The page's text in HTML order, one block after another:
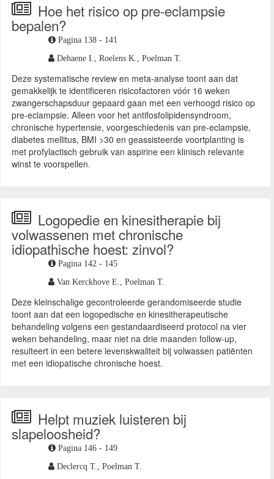
Hoe het risico op pre-eclampsie
bepalen?
Pagina 138 - 141
Dehaene I., Roelens K., Poelman T.
Deze systematische review en meta-analyse toont aan dat
gemakkelijk te identificeren risicofactoren vóór 16 weken
zwangerschapsduur gepaard gaan met een verhoogd risico op
pre-eclampsie. Alleen voor het antifosfolipidensyndroom,
chronische hypertensie, voorgeschiedenis van pre-eclampsie,
diabetes mellitus, BMI >30 en geassisteerde voortplanting is
met profylactisch gebruik van aspirine een klinisch relevante
winst te voorspellen.
Logopedie en kinesitherapie bij
volwassenen met chronische
idiopathische hoest: zinvol?
Pagina 142 - 145
Van Kerckhove E., Poelman T.
Deze kleinschalige gecontroleerde gerandomiseerde studie
toont aan dat een logopedische en kinesitherapeutische
behandeling volgens een gestandaardiseerd protocol na vier
weken behandeling, maar niet na drie maanden follow-up,
resulteert in een betere levenskwaliteit bij volwassen patiënten
met een idiopatische chronische hoest.
Helpt muziek luisteren bij
slapeloosheid?
Pagina 146 - 149
Declercq T., Poelman T.